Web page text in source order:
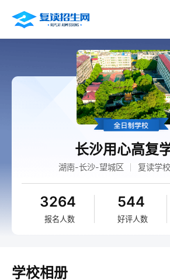
长沙用心高复
湖南-长沙-望城区 复读学校
3264
报名人数
544
好评人数
学校相册